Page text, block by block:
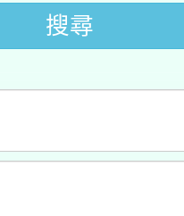
搜尋